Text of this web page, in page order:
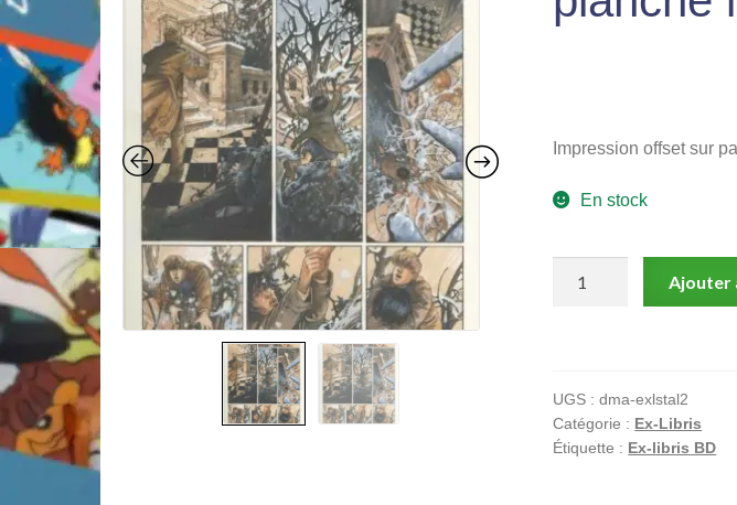
Impression offset sur
En stock
Ajouter
UGS :dma-exlstal2
Catégorie : Ex-Libris
Étiquette : Ex-libris BD